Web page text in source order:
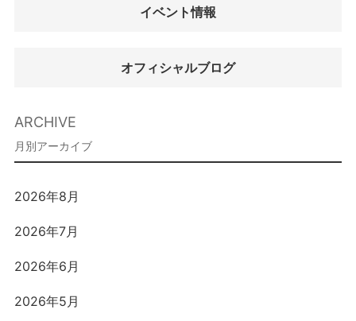
イベント情報
オフィシャルブログ
ARCHIVE
2026年8月
2026年7月
2026年6月
2026年5月